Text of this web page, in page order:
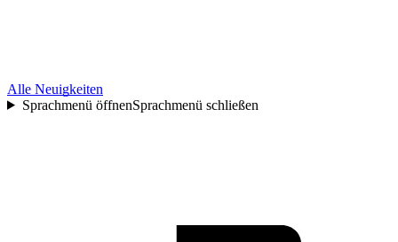
Alle Neuigkeiten
Sprachmenü öffnenSprachmenü schließen